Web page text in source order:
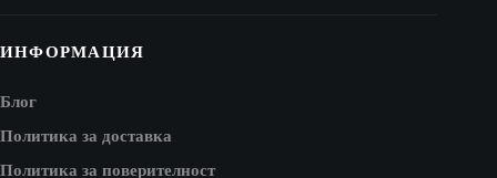
ИНФОРМАЦИЯ
Блог
Политика за доставка
Политика за поверителност